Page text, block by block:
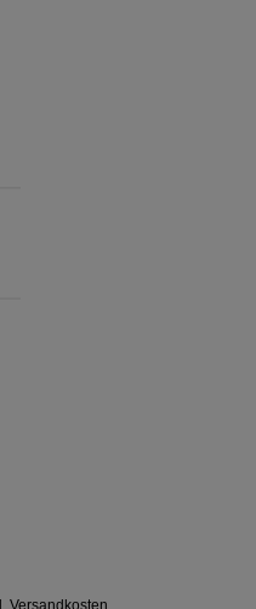
Versandkosten